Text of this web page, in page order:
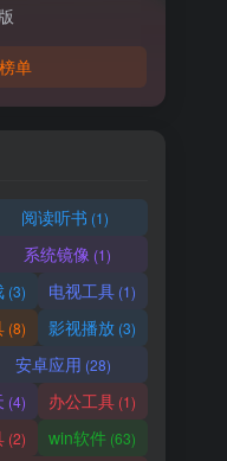
单
阅读听书 (1)
系统镜像 (1)
(3) 电视工具 (1)
(8) 影视播放 (3)
安卓应用 (28)
(4) 办公工具 (1)
(2) win软件 (63)